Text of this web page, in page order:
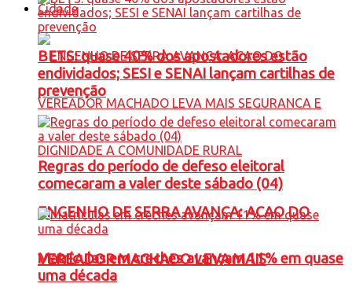
Cidade
ENGENHO DE SERRA AVANÇA: ACAO DO
VEREADOR MACHADO LEVA MAIS
BETS: quase 40% dos apostadores estão
endividados; SESI e SENAI lançam cartilhas de
prevenção
Regras do período de defeso eleitoral
comecaram a valer deste sábado (04)
Matrículas em creches avançam 11% em quase
uma década